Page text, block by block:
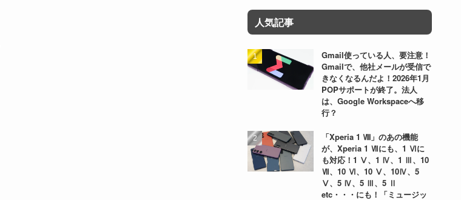
人気記事
Gmail使っている人、要注意！
Gmailで、他社メールが受信で
きなくなるんだよ！2026年1月
POPサポートが終了。法人
は、Google Workspaceへ移
行？
「Xperia 1 Ⅷ」のあの機能
が、Xperia 1 Ⅶにも、1 Ⅵに
も対応！1 Ⅴ、1 Ⅳ、1 Ⅲ、10
Ⅶ、10 Ⅵ、10 Ⅴ、10Ⅳ、5
Ⅴ、5 Ⅳ、5 Ⅲ、5 Ⅱ
etc・・・にも！「ミュージッ